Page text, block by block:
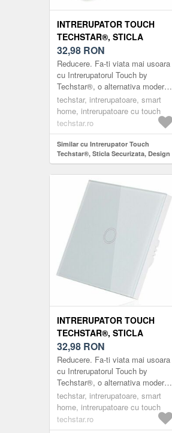
INTRERUPATOR TOUCH
TECHSTAR®, STICLA
SECURIZATA, DESIGN
MODERN, ILUMINARE LED,
1 FAZA, NEGRU
32,98 RON
Reducere. Fa-ti viata mai usoara
cu Intrerupatorul Touch by
Techstar®, o alternativa moderna
la intrerupatoarele clasice.
Intrerupatoarele marca ®Techstar
su...
techstar, intrerupatoare, smart
home, intrerupatoare cu touch
techstar.ro
Similar cu Intrerupator Touch
Techstar®, Sticla Securizata, Design
Modern, Iluminare LED, 1 Faza,
Negru
INTRERUPATOR TOUCH
TECHSTAR®, STICLA
SECURIZATA, DESIGN
MODERN, ILUMINARE LED,
1 FAZA, ALB
32,98 RON
Reducere. Fa-ti viata mai usoara
cu Intrerupatorul Touch by
Techstar®, o alternativa moderna
la intrerupatoarele clasice.
Intrerupatoarele marca ®Techstar
su...
techstar, intrerupatoare, smart
home, intrerupatoare cu touch
techstar.ro